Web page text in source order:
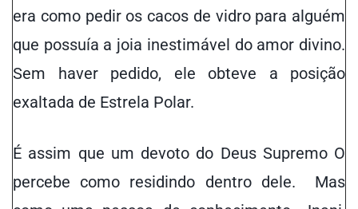
era como pedir os cacos de vidropara alguém
que possuía a joia inestimável do amor divino.
Sem haver pedido, ele obteve a posição
exaltada de Estrela Polar.
É assim que um devoto do Deus Supremo O
percebe como residindo dentro dele. Mas